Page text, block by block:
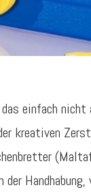
einfach
kreativen
der